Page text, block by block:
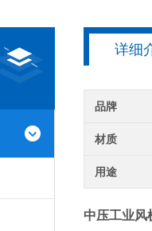
详细
品牌
材质
用途
中压工业风